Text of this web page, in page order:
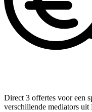
Direct 3 offertes voor een
verschillende mediators uit